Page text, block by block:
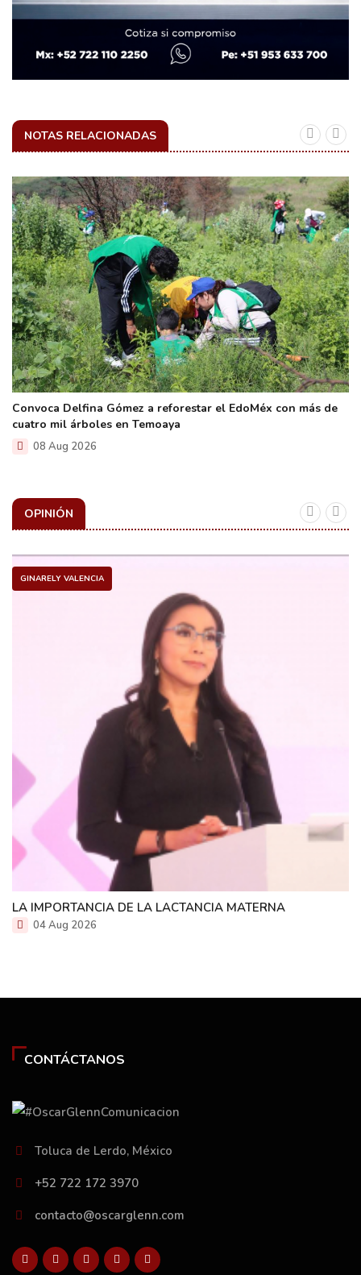
NOTAS RELACIONADAS
Convoca Delfina Gómez a reforestar el EdoMéx con más de
cuatro mil árboles en Temoaya
08 Aug 2026
OPINIÓN
GINARELY VALENCIA
LA IMPORTANCIA DE LA LACTANCIA MATERNA
04 Aug 2026
CONTÁCTANOS
Toluca de Lerdo, México
+52 722 172 3970
contacto@oscarglenn.com